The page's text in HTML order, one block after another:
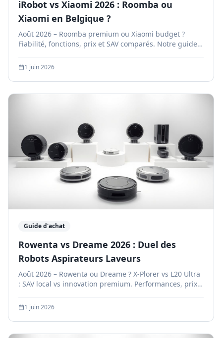
iRobot vs Xiaomi 2026 : Roomba ou
Xiaomi en Belgique ?
Août 2026 – Roomba premium ou Xiaomi budget ?
Fiabilité, fonctions, prix et SAV comparés. Notre guide
1 juin 2026
Guide d'achat
Rowenta vs Dreame 2026 : Duel des
Robots Aspirateurs Laveurs
Août 2026 – Rowenta ou Dreame ? X-Plorer vs L20 Ultra
: SAV local vs innovation premium. Performances, prix
1 juin 2026